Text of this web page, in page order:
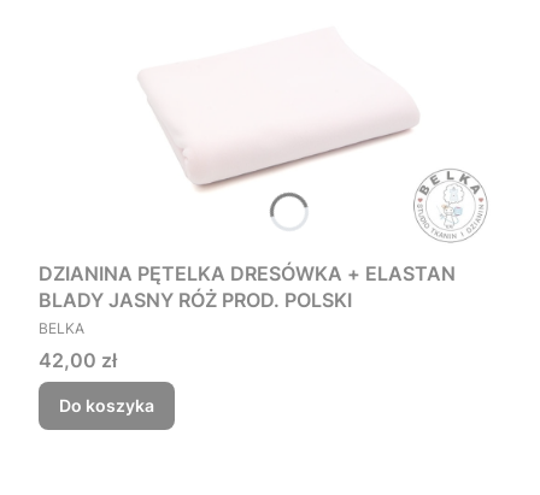
DZIANINA PĘTELKA DRESÓWKA + ELASTAN
BLADY JASNY RÓŻ PROD. POLSKI
PRODUCENT
BELKA
Cena
42,00 zł
Do koszyka